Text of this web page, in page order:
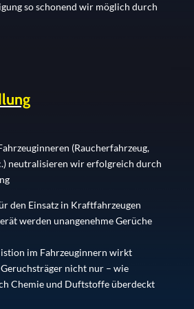
so schonend wir möglich durch
(Raucherfahrzeug,
neutralisieren wir erfolgreich durch
den Einsatz in Kraftfahrzeugen
werden unangenehme Gerüche
im Fahrzeuginnern wirkt
nicht nur – wie
Chemie und Duftstoffe überdeckt